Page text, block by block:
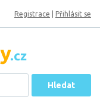
Registrace Přihlásit se
Hledat